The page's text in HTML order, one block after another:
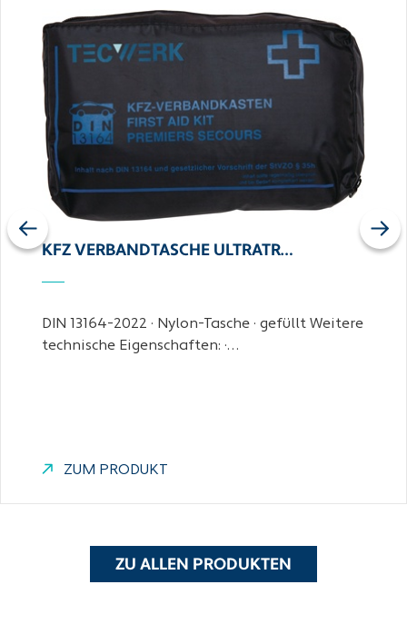
KFZ VERBANDTASCHE ULTRATR…
DIN 13164-2022 · Nylon-Tasche · gefüllt Weitere
technische Eigenschaften: ·…
ZUM PRODUKT
Previous Next
ZU ALLEN PRODUKTEN